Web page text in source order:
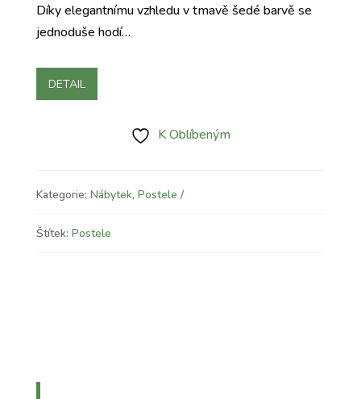
Díky elegantnímu vzhledu v tmavě šedé barvě se
jednoduše hodí…
DETAIL
K Oblíbeným
Kategorie: Nábytek, Postele
Štítek: Postele